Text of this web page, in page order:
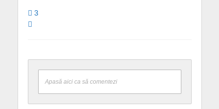
3
Apasă aici ca să comentezi